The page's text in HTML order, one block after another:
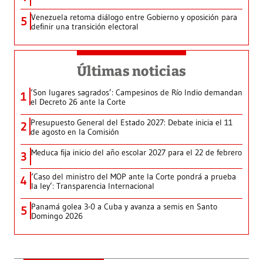
5 Venezuela retoma diálogo entre Gobierno y oposición para
definir una transición electoral
Últimas noticias
1 ‘Son lugares sagrados’: Campesinos de Río Indio demandan
el Decreto 26 ante la Corte
2 Presupuesto General del Estado 2027: Debate inicia el 11
de agosto en la Comisión
3 Meduca fija inicio del año escolar 2027 para el 22 de febrero
4 ‘Caso del ministro del MOP ante la Corte pondrá a prueba
la ley’: Transparencia Internacional
5 Panamá golea 3-0 a Cuba y avanza a semis en Santo
Domingo 2026